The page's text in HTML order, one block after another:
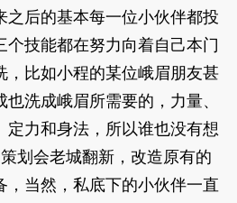
之后的基本每一位小伙伴都投
个技能都在努力向着自己本门
，比如小程的某位峨眉朋友甚
洗成峨眉所需要的，力量、
定力和身法，所以谁也没有想
划会老城翻新，改造原有的
，当然，私底下的小伙伴一直